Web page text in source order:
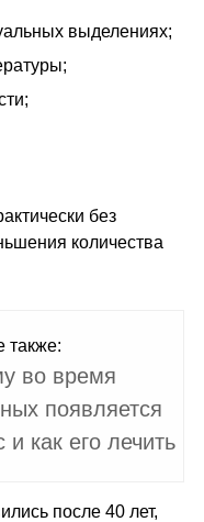
выделениях;
без
количества
также:
во время
появляется
и как его лечить
после 40 лет,